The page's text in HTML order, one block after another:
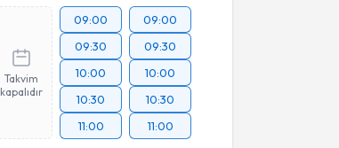
Takvim
kapalıdır
09:00
09:30
10:00
10:30
11:00
09:00
09:30
10:00
10:30
11:00